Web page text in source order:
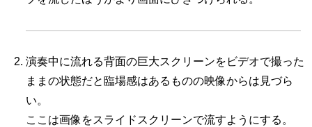
演奏中に流れる背面の巨大スクリーンをビデオで撮った
ままの状態だと臨場感はあるものの映像からは見づら
い。
ここは画像をスライドスクリーンで流すようにする。